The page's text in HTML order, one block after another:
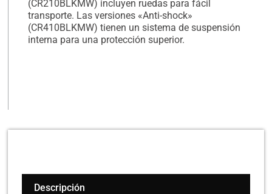
(CR210BLKMW) incluyen ruedas para fácil
transporte. Las versiones «Anti-shock»
(CR410BLKMW) tienen un sistema de suspensión
interna para una protección superior.
Descripción